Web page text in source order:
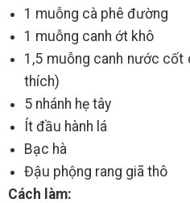
1 muỗng cà phê đường
1 muỗng canh ớt khô
1,5 muỗng canh nước cốt
thích)
5 nhánh hẹ tây
Ít đầu hành lá
Bạc hà
Đậu phộng rang giã thô
Cách làm: